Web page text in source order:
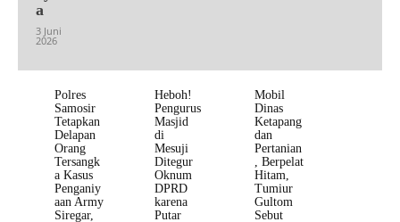
a
3 Juni
2026
Polres
Samosir
Tetapkan
Delapan
Orang
Tersangk
a Kasus
Penganiy
aan Army
Siregar,
Heboh!
Pengurus
Masjid
di
Mesuji
Ditegur
Oknum
DPRD
karena
Putar
Mobil
Dinas
Ketapang
dan
Pertanian
, Berpelat
Hitam,
Tumiur
Gultom
Sebut